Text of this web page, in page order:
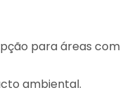
para áreas
ambiental.